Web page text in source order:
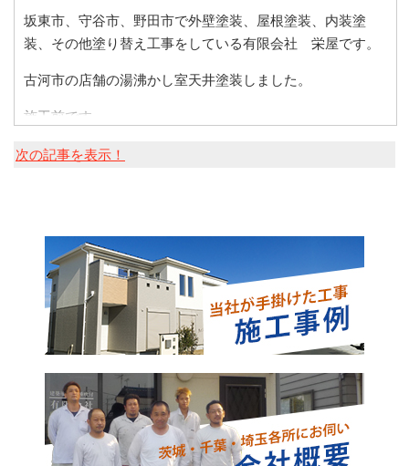
坂東市、守谷市、野田市で外壁塗装、屋根塗装、内装塗
装、その他塗り替え工事をしている有限会社 栄屋です。
古河市の店舗の湯沸かし室天井塗装しました。
施工前です。
石膏ボードのつなぎ目部分は割れ止め防
次の記事を表示！